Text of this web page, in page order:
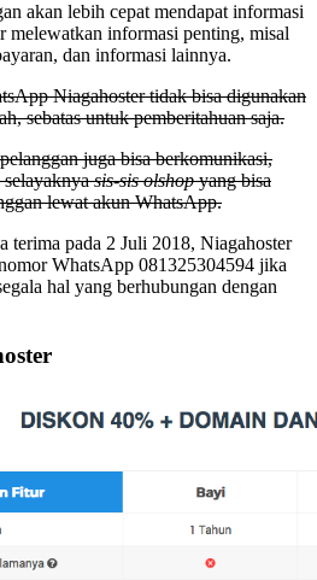
akan lebih cepat mendapat informasi
melewatkan informasi penting, misal
dan informasi lainnya.
Niagahoster tidak bisa digunakan
sebatas untuk pemberitahuan saja.
juga bisa berkomunikasi,
selayaknyasis-sis olshopyang bisa
lewat akun WhatsApp.
terima pada 2 Juli 2018, Niagahoster
WhatsApp 081325304594 jika
hal yang berhubungan dengan